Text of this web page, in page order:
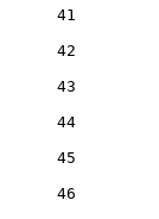
41
42
43
44
45
46